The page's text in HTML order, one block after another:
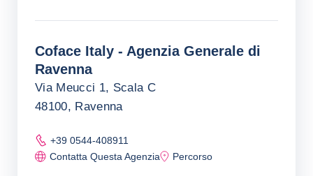
Coface Italy - Agenzia Generale di
Ravenna
Via Meucci 1, Scala C
48100, Ravenna
+39 0544-408911
Contatta Questa Agenzia
Percorso